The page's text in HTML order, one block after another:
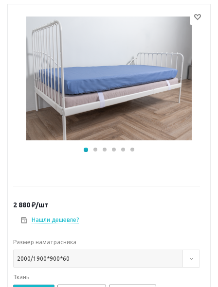
2 880₽/шт
Нашли дешевле?
Размер наматрасника
2000/1900*900*60
Ткань